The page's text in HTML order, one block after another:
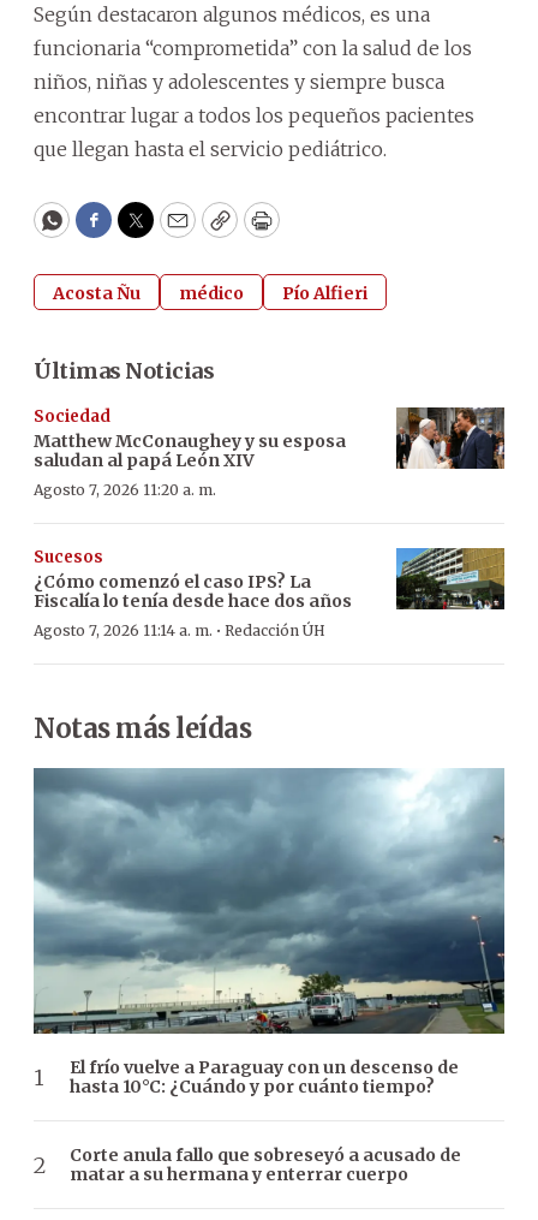
Según destacaron algunos médicos, es una
funcionaria “comprometida” con la salud de los
niños, niñas y adolescentes y siempre busca
encontrar lugar a todos los pequeños pacientes
que llegan hasta el servicio pediátrico.
WhatsApp
Facebook
Twitter
EmailCopyPrint
Acosta Ñu médico Pío Alfieri
Últimas Noticias
Sociedad
Matthew McConaughey y su esposa
saludan al papá León XIV
Agosto 7, 2026 11:20 a. m.
Sucesos
¿Cómo comenzó el caso IPS? La
Fiscalía lo tenía desde hace dos años
Agosto 7, 2026 11:14 a. m. · Redacción ÚH
Notas más leídas
El frío vuelve a Paraguay con un descenso de
hasta 10°C: ¿Cuándo y por cuánto tiempo?
Corte anula fallo que sobreseyó a acusado de
matar a su hermana y enterrar cuerpo